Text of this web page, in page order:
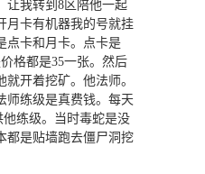
让我转到8区陪他一起
月卡有机器我的号就挂
点卡和月卡。点卡是
格都是35一张。然后
开着挖矿。他法师。
师练级是真费钱。每天
他练级。当时毒蛇是没
都是贴墙跑去僵尸洞挖